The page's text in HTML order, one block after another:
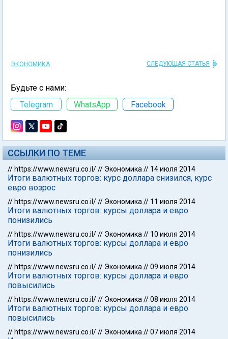
ЭКОНОМИКА СЛЕДУЮЩАЯ СТАТЬЯ
Будьте с нами:
Telegram
WhatsApp Facebook
ССЫЛКИ ПО ТЕМЕ
// https://www.newsru.co.il/// Экономика // 14 июля 2014
Итоги валютных торгов: курс доллара снизился, курс
евро возрос
// https://www.newsru.co.il/// Экономика // 11 июля 2014
Итоги валютных торгов: курсы доллара и евро
понизились
// https://www.newsru.co.il/// Экономика // 10 июля 2014
Итоги валютных торгов: курсы доллара и евро
понизились
// https://www.newsru.co.il/// Экономика //09 июля 2014
Итоги валютных торгов: курсы доллара и евро
повысились
// https://www.newsru.co.il/// Экономика //08 июля 2014
Итоги валютных торгов: курсы доллара и евро
повысились
// https://www.newsru.co.il/// Экономика //07 июля 2014